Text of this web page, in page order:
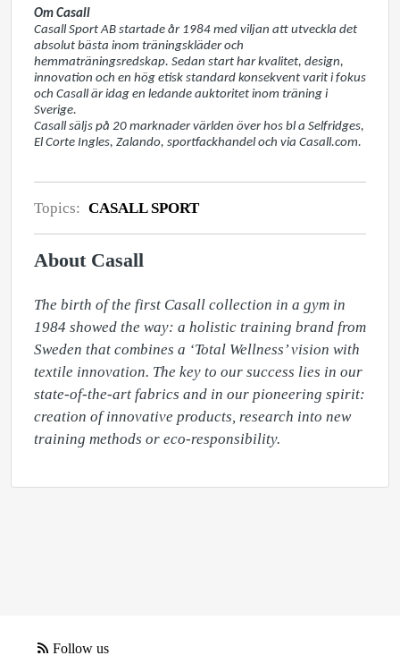
Om Casall
Casall Sport AB startade år 1984 med viljan att utveckla det
absolut bästa inom träningskläder och
hemmaträningsredskap. Sedan start har kvalitet, design,
innovation och en hög etisk standard konsekvent varit i fokus
och Casall är idag en ledande auktoritet inom träning i
Sverige.
Casall säljs på 20 marknader världen över hos bl a Selfridges,
El Corte Ingles, Zalando, sportfackhandel och via Casall.com.
Topics: CASALL SPORT
About Casall
The birth of the first Casall collection in a gym in
1984 showed the way: a holistic training brand from
Sweden that combines a ‘Total Wellness’ vision with
textile innovation. The key to our success lies in our
state-of-the-art fabrics and in our pioneering spirit:
creation of innovative products, research into new
training methods or eco-responsibility.
Follow us